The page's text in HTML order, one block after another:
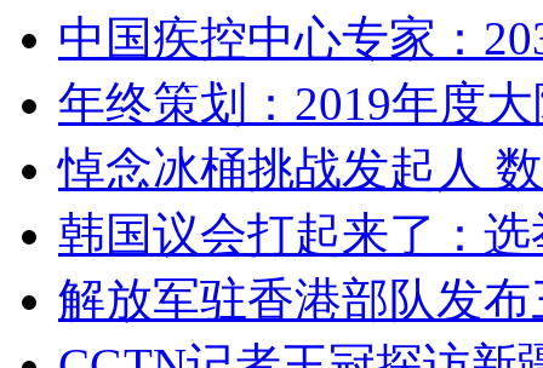
中国疾控中心专家：
年终策划：2019年度
悼念冰桶挑战发起人
韩国议会打起来了：
解放军驻香港部队发